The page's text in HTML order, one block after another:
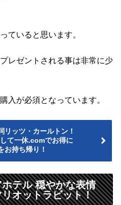
ていると思います。
レゼントされる事は非常に少
入が必須となっています。
リッツ・カールトン！
て一休.comでお得に
お持ち帰り！
テル 穏やかな表情
オットラビット！